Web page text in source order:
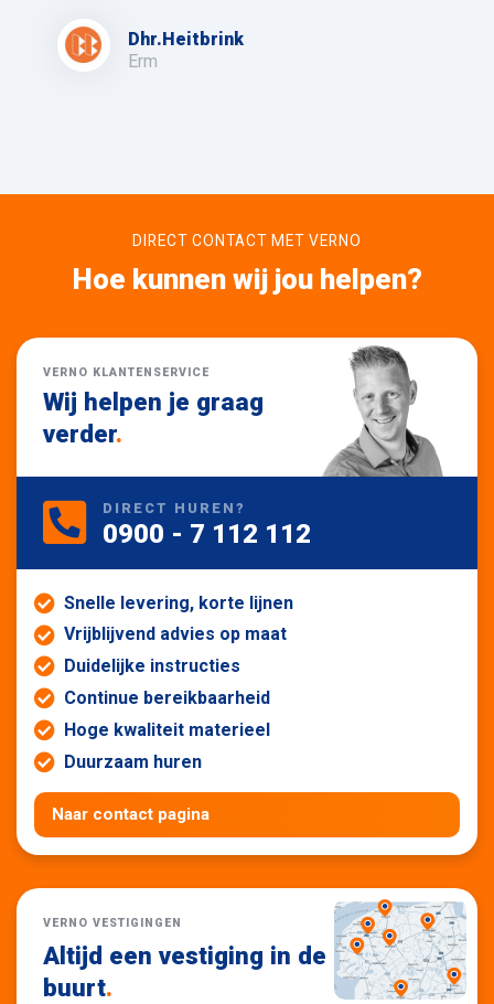
Dhr.Heitbrink
Erm
DIRECT CONTACT MET VERNO
Hoe kunnen wij jou helpen?
VERNO KLANTENSERVICE
Wij helpen je graag
verder.
DIRECT HUREN?
0900 - 7 112 112
Snelle levering, korte lijnen
Vrijblijvend advies op maat
Duidelijke instructies
Continue bereikbaarheid
Hoge kwaliteit materieel
Duurzaam huren
Naar contact pagina
VERNO VESTIGINGEN
Altijd een vestiging in de
buurt.